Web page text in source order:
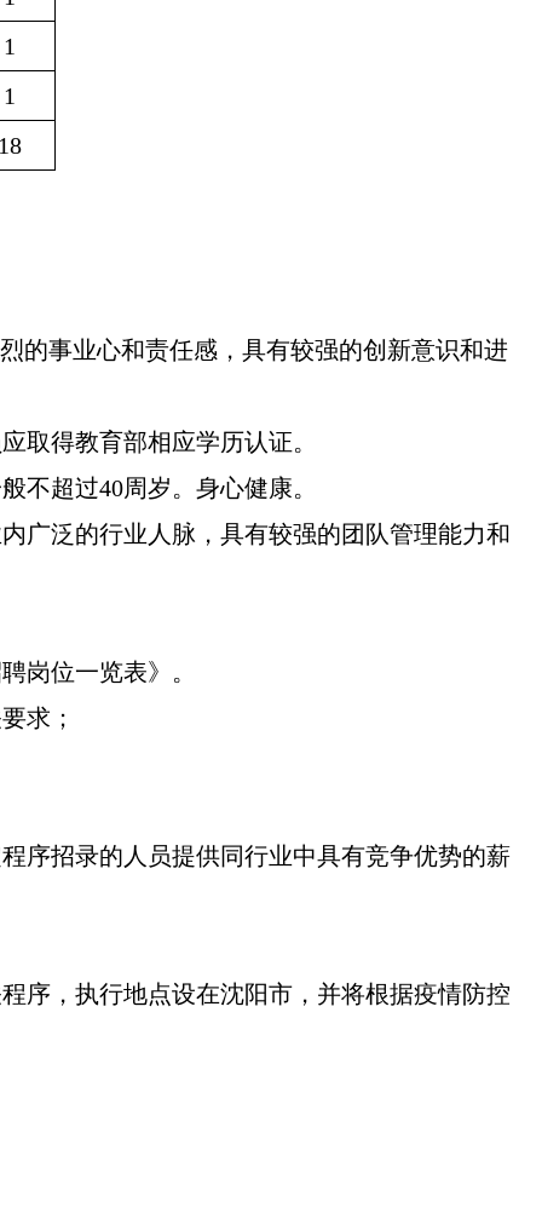
1
1
18
的事业心和责任感，具有较强的创新意识和进
取得教育部相应学历认证。
不超过40周岁。身心健康。
广泛的行业人脉，具有较强的团队管理能力和
岗位一览表》。
求；
序招录的人员提供同行业中具有竞争优势的薪
序，执行地点设在沈阳市，并将根据疫情防控